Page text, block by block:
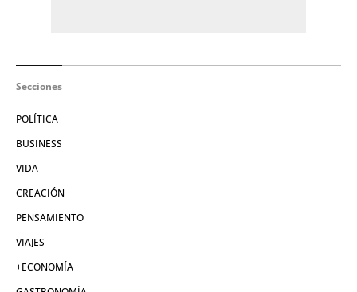
Secciones
POLÍTICA
BUSINESS
VIDA
CREACIÓN
PENSAMIENTO
VIAJES
+ECONOMÍA